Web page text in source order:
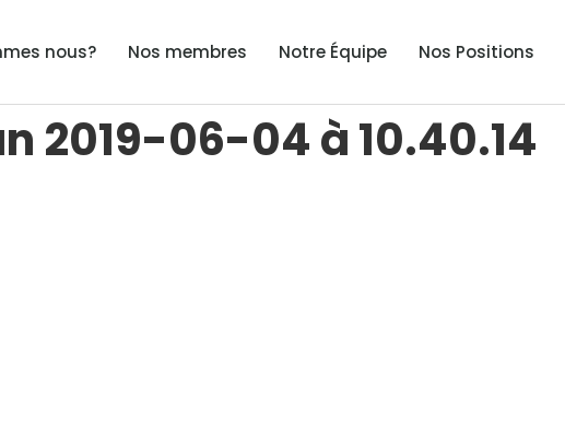
nous? Nos membres Notre Équipe Nos Positions
2019-06-04 à 10.40.14